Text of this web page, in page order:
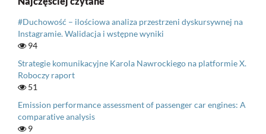
#Duchowość – ilościowa analiza przestrzeni dyskursywnej na
Instagramie. Walidacja i wstępne wyniki
94
Strategie komunikacyjne Karola Nawrockiego na platformie X.
Roboczy raport
51
Emission performance assessment of passenger car engines: A
comparative analysis
9